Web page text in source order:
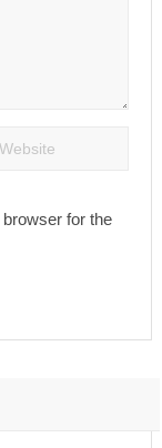
for the